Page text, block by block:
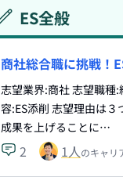
ES全般
商社総合職に挑戦！
志望業界:商社 志望職種
容:ES添削 志望理由は
成果を上げることに…
2 1人のキャリ